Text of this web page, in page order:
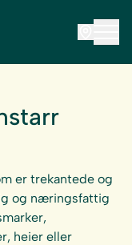
er trekantede og
og næringsfattig
heier eller